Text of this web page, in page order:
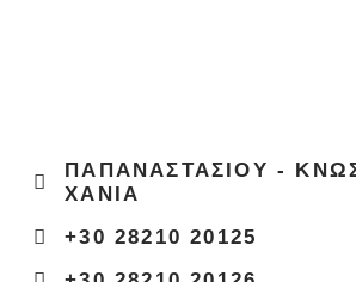
ΠΑΠΑΝΑΣΤΑΣΙΟΥ -
ΧΑΝΙΑ
+30 28210 20125